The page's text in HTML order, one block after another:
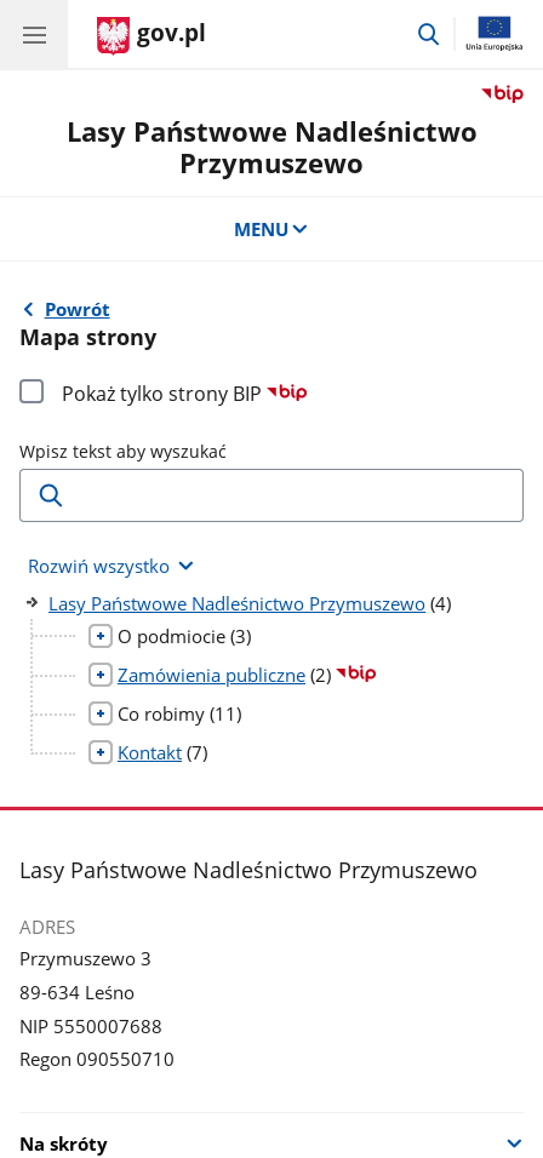
gov.pl
przejdź
Lasy Państwowe Nadleśnictwo
Przymuszewo
MENU
Powrót
Mapa strony
Pokaż tylko strony BIP
Wpisz tekst aby wyszukać
Rozwiń wszystko
Lasy Państwowe Nadleśnictwo Przymuszewo liczba
(4)
O podmiocie liczba
(3)
Zamówienia publiczne liczba
(2)
Co robimy liczba
(11)
Kontakt liczba
(7)
stopka
Lasy Państwowe Nadleśnictwo Przymuszewo
ADRES
Przymuszewo 3
89-634 Leśno
NIP 5550007688
Regon 090550710
Na skróty